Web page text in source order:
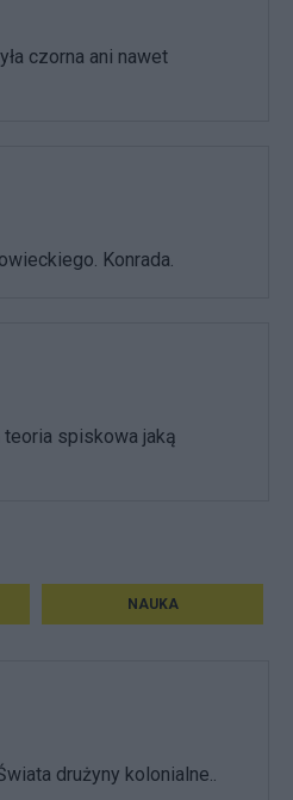
czorna ani nawet
Konrada.
teoria spiskowa jaką
NAUKA
drużyny kolonialne..